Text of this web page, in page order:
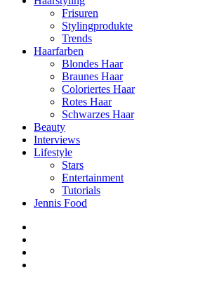
Frisuren
Stylingprodukte
Trends
Haarfarben
Blondes Haar
Braunes Haar
Coloriertes Haar
Rotes Haar
Schwarzes Haar
Beauty
Interviews
Lifestyle
Stars
Entertainment
Tutorials
Jennis Food